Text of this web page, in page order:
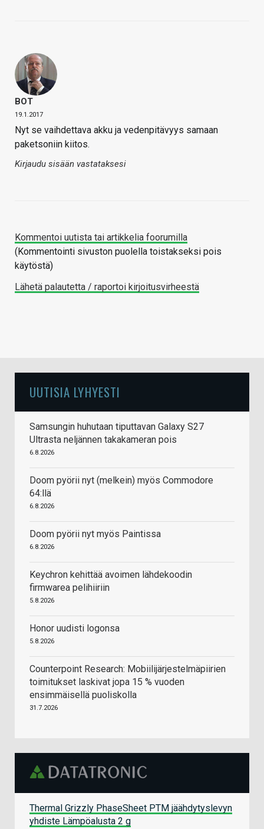
BOT
19.1.2017
Nyt se vaihdettava akku ja vedenpitävyys samaan
paketsoniin kiitos.
Kirjaudu sisään vastataksesi
Kommentoi uutista tai artikkelia foorumilla
(Kommentointi sivuston puolella toistakseksi pois
käytöstä)
Lähetä palautetta / raportoi kirjoitusvirheestä
UUTISIA LYHYESTI
Samsungin huhutaan tiputtavan Galaxy S27
Ultrasta neljännen takakameran pois
6.8.2026
Doom pyörii nyt (melkein) myös Commodore
64:llä
6.8.2026
Doom pyörii nyt myös Paintissa
6.8.2026
Keychron kehittää avoimen lähdekoodin
firmwarea pelihiiriin
5.8.2026
Honor uudisti logonsa
5.8.2026
Counterpoint Research: Mobiilijärjestelmäpiirien
toimitukset laskivat jopa 15 % vuoden
ensimmäisellä puoliskolla
31.7.2026
Thermal Grizzly PhaseSheet PTM jäähdytyslevyn
yhdiste Lämpöalusta 2 g